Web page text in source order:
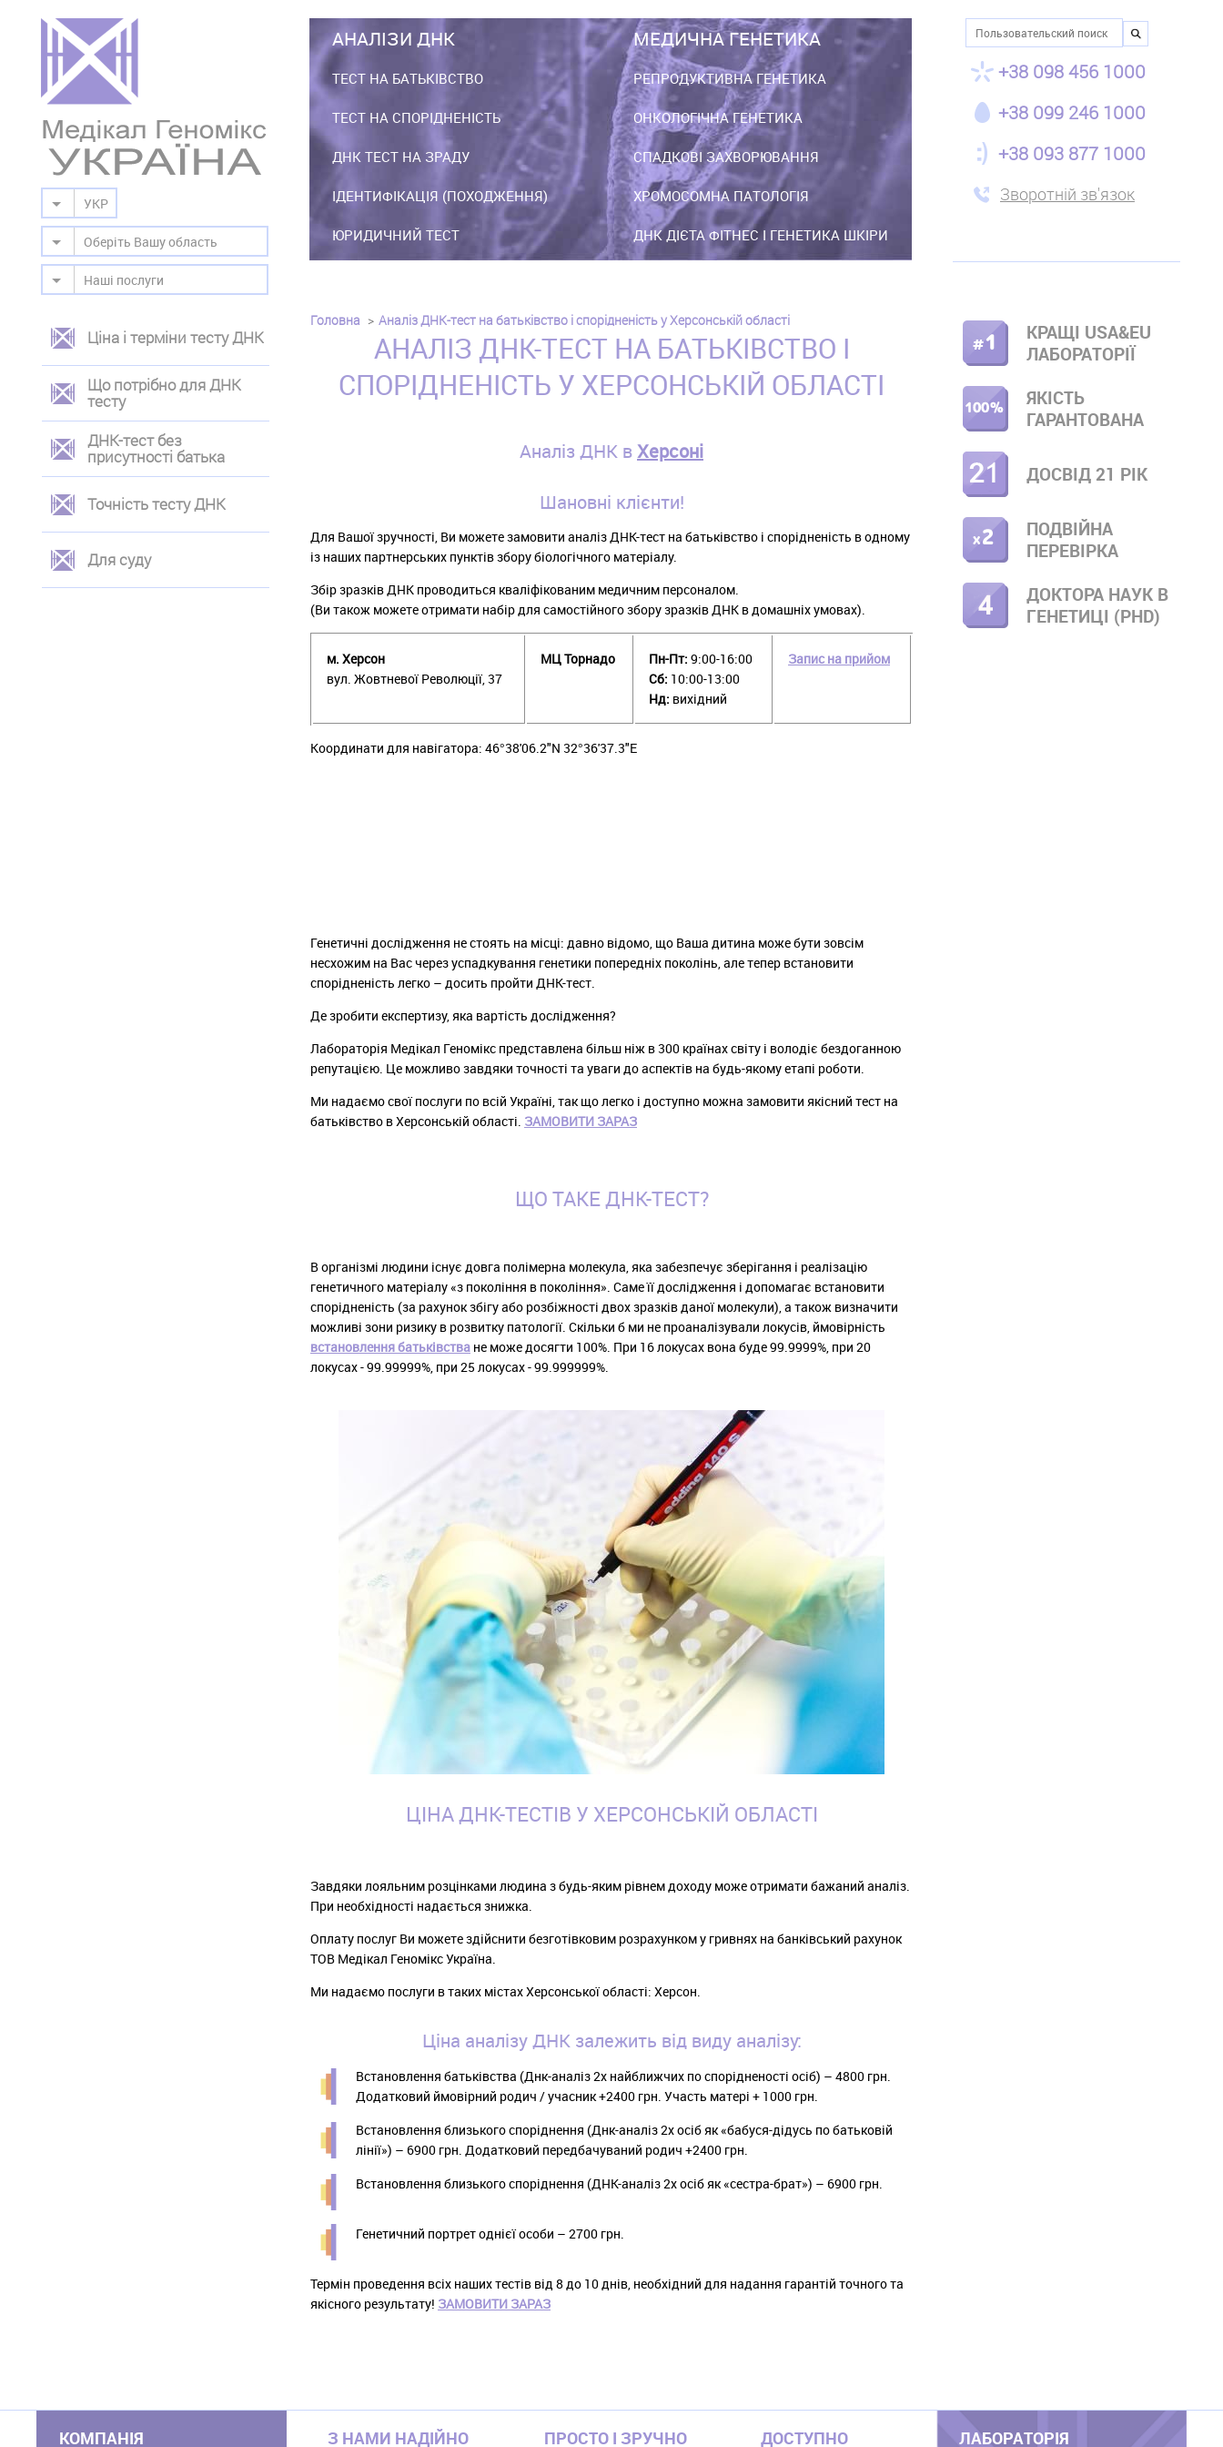
УКР
Оберіть Вашу область
Наші послуги
АНАЛІЗИ ДНК
ТЕСТ НА БАТЬКІВСТВО
ТЕСТ НА СПОРІДНЕНІСТЬ
ДНК ТЕСТ НА ЗРАДУ
ІДЕНТИФІКАЦІЯ (ПОХОДЖЕННЯ)
ЮРИДИЧНИЙ ТЕСТ
МЕДИЧНА ГЕНЕТИКА
РЕПРОДУКТИВНА ГЕНЕТИКА
ОНКОЛОГІЧНА ГЕНЕТИКА
СПАДКОВІ ЗАХВОРЮВАННЯ
ХРОМОСОМНА ПАТОЛОГІЯ
ДНК ДІЄТА ФІТНЕС І ГЕНЕТИКА ШКІРИ
Пошук
+38 098 456 1000
+38 099 246 1000
+38 093 877 1000
Зворотній зв'язок
ЛЕВОЕ
МЕНЮ
Ціна і терміни тесту ДНК
Що потрібно для ДНК
тесту
ДНК-тест без
присутності батька
Точність тесту ДНК
Для суду
Головна Аналіз ДНК-тест на батьківство і спорідненість у Херсонській області
АНАЛІЗ ДНК-ТЕСТ НА БАТЬКІВСТВО І
СПОРІДНЕНІСТЬ У ХЕРСОНСЬКІЙ ОБЛАСТІ
Аналіз ДНК вХерсоні
Шановні клієнти!
Для Вашої зручності, Ви можете замовити аналіз ДНК-тест на батьківство і спорідненість в одному
із наших партнерських пунктів збору біологічного матеріалу.
Збір зразків ДНК проводиться кваліфікованим медичним персоналом.
(Ви також можете отримати набір для самостійного збору зразків ДНК в домашніх умовах).
м. Херсон
вул. Жовтневої Революції, 37
МЦ Торнадо Пн-Пт: 9:00-16:00
Сб: 10:00-13:00
Нд: вихідний
Запис на прийом
Координати для навігатора: 46°38'06.2"N 32°36'37.3"E
Генетичні дослідження не стоять на місці: давно відомо, що Ваша дитина може бути зовсім
несхожим на Вас через успадкування генетики попередніх поколінь, але тепер встановити
спорідненість легко – досить пройти ДНК-тест.
Де зробити експертизу, яка вартість дослідження?
Лабораторія Медікал Геномікс представлена більш ніж в 300 країнах світу і володіє бездоганною
репутацією. Це можливо завдяки точності та уваги до аспектів на будь-якому етапі роботи.
Ми надаємо свої послуги по всій Україні, так що легко і доступно можна замовити якісний тест на
батьківство в Херсонській області. ЗАМОВИТИ ЗАРАЗ
ЩО ТАКЕ ДНК-ТЕСТ?
В організмі людини існує довга полімерна молекула, яка забезпечує зберігання і реалізацію
генетичного матеріалу «з покоління в покоління». Саме її дослідження і допомагає встановити
спорідненість (за рахунок збігу або розбіжності двох зразків даної молекули), а також визначити
можливі зони ризику в розвитку патології. Скільки б ми не проаналізували локусів, ймовірність
встановлення батьківства не може досягти 100%. При 16 локусах вона буде 99.9999%, при 20
локусах - 99.99999%, при 25 локусах - 99.999999%.
ЦІНА ДНК-ТЕСТІВ У ХЕРСОНСЬКІЙ ОБЛАСТІ
Завдяки лояльним розцінками людина з будь-яким рівнем доходу може отримати бажаний аналіз.
При необхідності надається знижка.
Оплату послуг Ви можете здійснити безготівковим розрахунком у гривнях на банківський рахунок
ТОВ Медікал Геномікс Україна.
Ми надаємо послуги в таких містах Херсонської області: Херсон.
Ціна аналізу ДНК залежить від виду аналізу:
Встановлення батьківства (Днк-аналіз 2х найближчих по спорідненості осіб) – 4800 грн.
Додатковий ймовірний родич / учасник +2400 грн. Участь матері + 1000 грн.
Встановлення близького споріднення (Днк-аналіз 2х осіб як «бабуся-дідусь по батьковій
лінії») – 6900 грн. Додатковий передбачуваний родич +2400 грн.
Встановлення близького споріднення (ДНК-аналіз 2х осіб як «сестра-брат») – 6900 грн.
Генетичний портрет однієї особи – 2700 грн.
Термін проведення всіх наших тестів від 8 до 10 днів, необхідний для надання гарантій точного та
якісного результату! ЗАМОВИТИ ЗАРАЗ
ПРАВОЕКРАЩІ USA&EU
ЛАБОРАТОРІЇ
ЯКІСТЬ
ГАРАНТОВАНА
ДОСВІД 21 РІК
ПОДВІЙНА
ПЕРЕВІРКА
ДОКТОРА НАУК В
ГЕНЕТИЦІ (PHD)
КОМПАНІЯ З НАМИ НАДІЙНО ПРОСТО І ЗРУЧНО ДОСТУПНО ЛАБОРАТОРІЯ